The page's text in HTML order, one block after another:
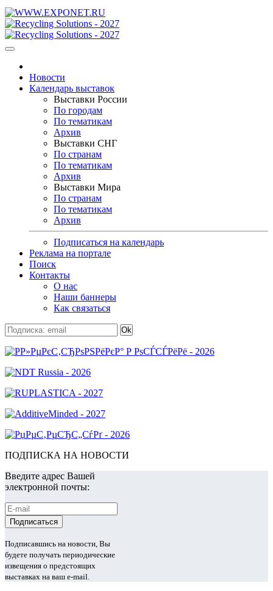
Новости
Календарь выставок
Выставки России
По городам
По тематикам
Архив
Выставки СНГ
По странам
По тематикам
Архив
Выставки Мира
По странам
По тематикам
Архив
Подписаться на календарь
Реклама на портале
Поиск
Контакты
О нас
Наши баннеры
Как связаться
ПОДПИСКА НА НОВОСТИ
Введите адрес Вашей
электронной почты:
Подписавшись на новости, Вы
будете получать периодические
извещения о предстоящих
выставках на ваш e-mail.